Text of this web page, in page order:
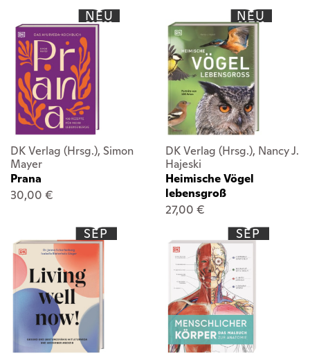
NEU
DK Verlag (Hrsg.), Simon
Mayer
Prana
30,00 €
NEU
DK Verlag (Hrsg.), Nancy J.
Hajeski
Heimische Vögel
lebensgroß
27,00 €
SEP SEP